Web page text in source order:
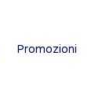
Promozioni